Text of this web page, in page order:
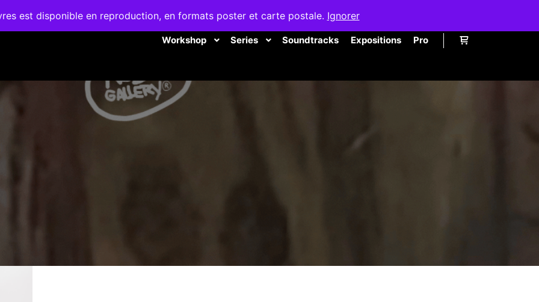
est disponible en reproduction, en formats poster et carte postale. Ignorer
Workshop Series Soundtracks Expositions Pro